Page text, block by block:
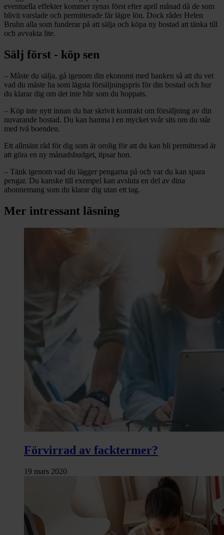
eventuella effekter kommer synas först efter april månad då de som
blivit varslade och permitterade får lägre lön. Dock råder Helen
Bruhn alla som funderar på att sälja och köpa ny bostad att tänka till
och avvakta lite.
Sälj först - köp sen
– Måste du sälja, gå igenom din ekonomi med banken så att du vet
vad du måste ha som lägsta försäljningspris för din bostad och hur
du klarar dig om det inte blir som du hoppats.
– Köp inte nytt innan du har skrivit kontrakt om försäljning av din
nuvarande bostad. Du kan hamna i en mycket svår sits om du står
med två boenden.
Ett allmänt råd för dig som är orolig för att du kan bli permitterad är
att göra en ny månadsbudget, tipsar hon.
– Tänk igenom vad du lägger pengarna på och var du kan spara
pengar. Du kanske till exempel kan avsluta en del av dina
abonnemang som du klarar dig utan ett tag.
Mer intressant läsning
Förvirrad av facktermer?
19 mars 2020